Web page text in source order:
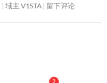
域主 V1STA 留下评论